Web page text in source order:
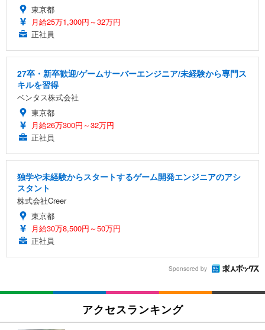
東京都
月給25万1,300円～32万円
正社員
27卒・新卒歓迎/ゲームサーバーエンジニア/未経験から専門ス
キルを習得
ベンタス株式会社
東京都
月給26万300円～32万円
正社員
独学や未経験からスタートするゲーム開発エンジニアのアシ
スタント
株式会社Creer
東京都
月給30万8,500円～50万円
正社員
Sponsored by
アクセスランキング